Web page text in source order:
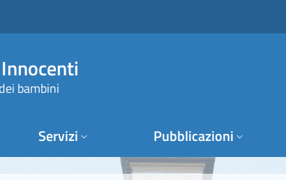
bambini
Servizi Pubblicazioni